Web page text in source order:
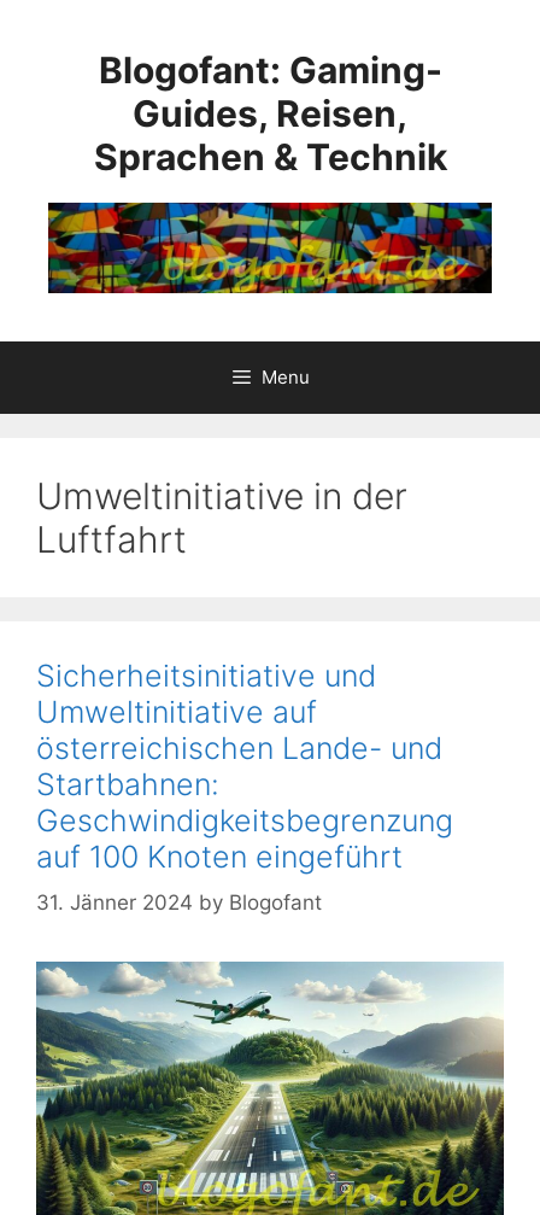
Blogofant: Gaming-
Guides, Reisen,
Sprachen & Technik
Menu
Umweltinitiative in der
Luftfahrt
Sicherheitsinitiative und
Umweltinitiative auf
österreichischen Lande- und
Startbahnen:
Geschwindigkeitsbegrenzung
auf 100 Knoten eingeführt
31. Jänner 2024 by Blogofant